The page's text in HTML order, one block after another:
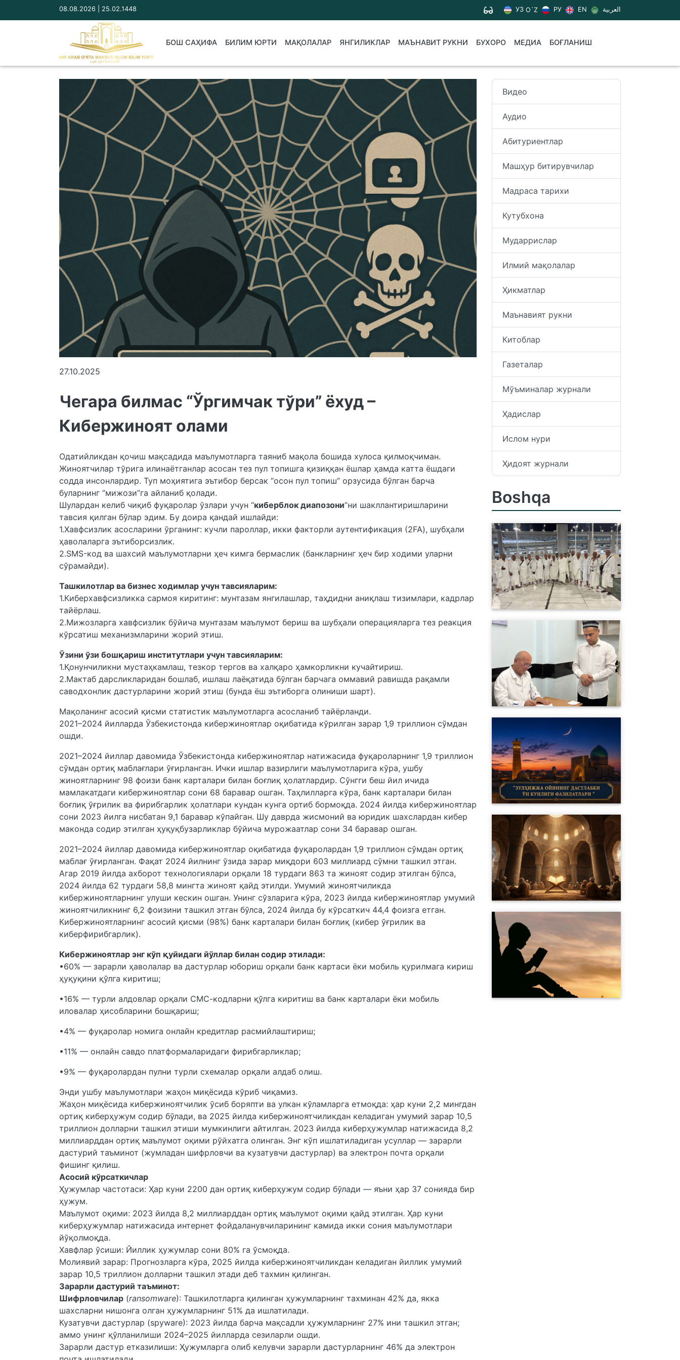
08.08.2026 | 25.02.1448 УЗ O`Z РУ EN العربية
БОШ САҲИФА БИЛИМ ЮРТИ МАҚОЛАЛАР ЯНГИЛИКЛАР МАЪНАВИТ РУКНИ БУХОРО МЕДИА БОҒЛАНИШ
27.10.2025
Чегара билмас “Ўргимчак тўри” ёхуд –
Кибержиноят олами
Одатийликдан қочиш мақсадида маълумотларга таяниб мақола бошида хулоса қилмоқчиман.
Жиноятчилар тўрига илинаётганлар асосан тез пул топишга қизиққан ёшлар ҳамда катта ёшдаги
содда инсонлардир. Туп моҳиятига эътибор берсак “осон пул топиш” орзусида бўлган барча
буларнинг “мижози”га айланиб қолади.
Шулардан келиб чиқиб фуқаролар ўзлари учун “киберблок диапозони”ни шакллантиришларини
тавсия қилган бўлар эдим. Бу доира қандай ишлайди:
1.Хавфсизлик асосларини ўрганинг: кучли пароллар, икки факторли аутентификация (2FA), шубҳали
ҳаволаларга эътиборсизлик.
2.SMS-код ва шахсий маълумотларни ҳеч кимга бермаслик (банкларнинг ҳеч бир ходими уларни
сўрамайди).
Ташкилотлар ва бизнес ходимлар учун тавсияларим:
1.Киберхавфсизликка сармоя киритинг: мунтазам янгилашлар, таҳдидни аниқлаш тизимлари, кадрлар
тайёрлаш.
2.Мижозларга хавфсизлик бўйича мунтазам маълумот бериш ва шубҳали операцияларга тез реакция
кўрсатиш механизмларини жорий этиш.
Ўзини ўзи бошқариш институтлари учун тавсияларим:
1.Қонунчиликни мустаҳкамлаш, тезкор тергов ва халқаро ҳамкорликни кучайтириш.
2.Мактаб дарсликларидан бошлаб, ишлаш лаёқатида бўлган барчага оммавий равишда рақамли
саводхонлик дастурларини жорий этиш (бунда ёш эътиборга олиниши шарт).
Мақоланинг асосий қисми статистик маълумотларга асосланиб тайёрланди.
2021–2024 йилларда Ўзбекистонда кибержиноятлар оқибатида кўрилган зарар 1,9 триллион сўмдан
ошди.
2021–2024 йиллар давомида Ўзбекистонда кибержиноятлар натижасида фуқароларнинг 1,9 триллион
сўмдан ортиқ маблағлари ўғирланган. Ички ишлар вазирлиги маълумотларига кўра, ушбу
жиноятларнинг 98 фоизи банк карталари билан боғлиқ ҳолатлардир. Сўнгги беш йил ичида
мамлакатдаги кибержиноятлар сони 68 баравар ошган. Таҳлилларга кўра, банк карталари билан
боғлиқ ўғрилик ва фирибгарлик ҳолатлари кундан кунга ортиб бормоқда. 2024 йилда кибержиноятлар
сони 2023 йилга нисбатан 9,1 баравар кўпайган. Шу даврда жисмоний ва юридик шахслардан кибер
маконда содир этилган ҳуқуқбузарликлар бўйича мурожаатлар сони 34 баравар ошган.
2021–2024 йиллар давомида кибержиноятлар оқибатида фуқаролардан 1,9 триллион сўмдан ортиқ
маблағ ўғирланган. Фақат 2024 йилнинг ўзида зарар миқдори 603 миллиард сўмни ташкил этган.
Агар 2019 йилда ахборот технологиялари орқали 18 турдаги 863 та жиноят содир этилган бўлса,
2024 йилда 62 турдаги 58,8 мингта жиноят қайд этилди. Умумий жиноятчиликда
кибержиноятларнинг улуши кескин ошган. Унинг сўзларига кўра, 2023 йилда кибержиноятлар умумий
жиноятчиликнинг 6,2 фоизини ташкил этган бўлса, 2024 йилда бу кўрсаткич 44,4 фоизга етган.
Кибержиноятларнинг асосий қисми (98%) банк карталари билан боғлиқ (кибер ўғрилик ва
киберфирибгарлик).
Кибержиноятлар энг кўп қуйидаги йўллар билан содир этилади:
•60% — зарарли ҳаволалар ва дастурлар юбориш орқали банк картаси ёки мобиль қурилмага кириш
ҳуқуқини қўлга киритиш;
•16% — турли алдовлар орқали СМС-кодларни қўлга киритиш ва банк карталари ёки мобиль
иловалар ҳисобларини бошқариш;
•4% — фуқаролар номига онлайн кредитлар расмийлаштириш;
•11% — онлайн савдо платформаларидаги фирибгарликлар;
•9% — фуқаролардан пулни турли схемалар орқали алдаб олиш.
Энди ушбу маълумотлари жаҳон миқёсида кўриб чиқамиз.
Жаҳон миқёсида кибержиноятчилик ўсиб боряпти ва улкан кўламларга етмоқда: ҳар куни 2,2 мингдан
ортиқ киберҳужум содир бўлади, ва 2025 йилда кибержиноятчиликдан келадиган умумий зарар 10,5
триллион долларни ташкил этиши мумкинлиги айтилган. 2023 йилда киберҳужумлар натижасида 8,2
миллиарддан ортиқ маълумот оқими рўйхатга олинган. Энг кўп ишлатиладиган усуллар — зарарли
дастурий таъминот (жумладан шифрловчи ва кузатувчи дастурлар) ва электрон почта орқали
фишинг қилиш.
Асосий кўрсаткичлар
Ҳужумлар частотаси: Ҳар куни 2200 дан ортиқ киберҳужум содир бўлади — яъни ҳар 37 сонияда бир
ҳужум.
Маълумот оқими: 2023 йилда 8,2 миллиарддан ортиқ маълумот оқими қайд этилган. Ҳар куни
киберҳужумлар натижасида интернет фойдаланувчиларининг камида икки сония маълумотлари
йўқолмоқда.
Хавфлар ўсиши: Йиллик ҳужумлар сони 80% га ўсмоқда.
Молиявий зарар: Прогнозларга кўра, 2025 йилда кибержиноятчиликдан келадиган йиллик умумий
зарар 10,5 триллион долларни ташкил этади деб тахмин қилинган.
Зарарли дастурий таъминот:
Шифрловчилар (ransomware): Ташкилотларга қилинган ҳужумларнинг тахминан 42% да, якка
шахсларни нишонга олган ҳужумларнинг 51% да ишлатилади.
Кузатувчи дастурлар (spyware): 2023 йилда барча мақсадли ҳужумларнинг 27% ини ташкил этган;
аммо унинг қўлланилиши 2024–2025 йилларда сезиларли ошди.
Зарарли дастур етказилиши: Ҳужумларга олиб келувчи зарарли дастурларнинг 46% да электрон
Видео
Аудио
Абитуриентлар
Машҳур битирувчилар
Мадраса тарихи
Кутубхона
Мударрислар
Илмий мақолалар
Ҳикматлар
Маънавият рукни
Китоблар
Газеталар
Мўъминалар журнали
Ҳадислар
Ислом нури
Ҳидоят журнали
Boshqa